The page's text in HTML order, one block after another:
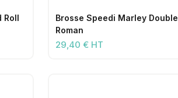
Roll
Brosse Speedi Marley Double
Roman
29,40 € HT